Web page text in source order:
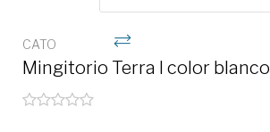
CATO
Mingitorio Terra I color blanco